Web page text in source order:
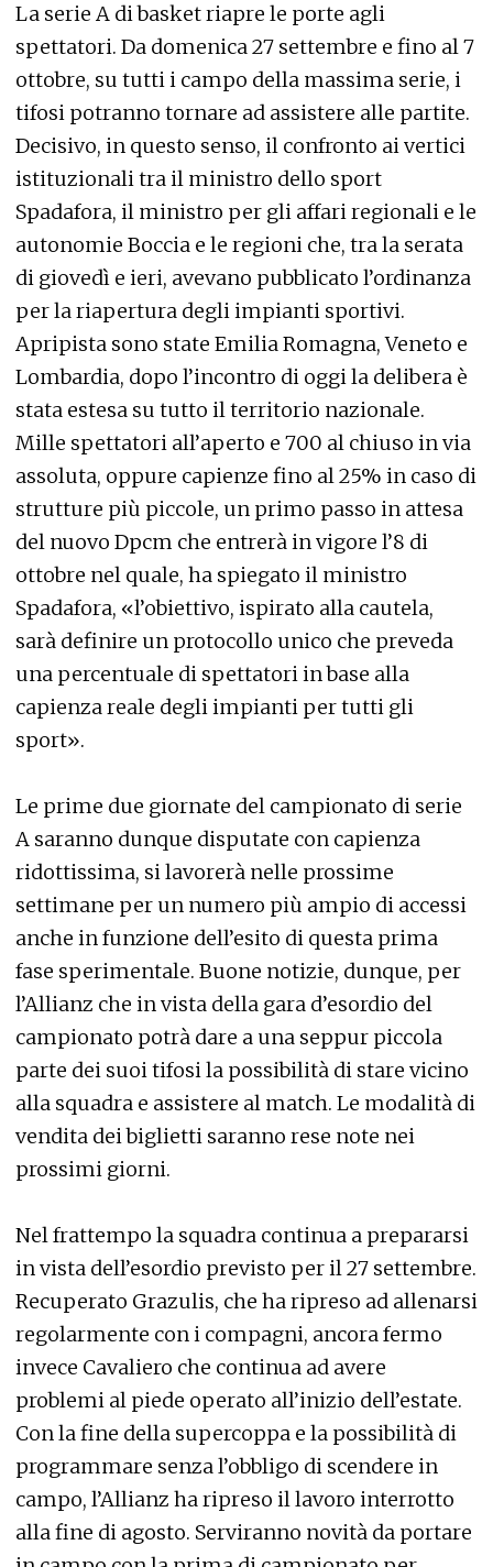
La serie A di basket riapre le porte agli
spettatori. Da domenica 27 settembre e fino al 7
ottobre, su tutti i campo della massima serie, i
tifosi potranno tornare ad assistere alle partite.
Decisivo, in questo senso, il confronto ai vertici
istituzionali tra il ministro dello sport
Spadafora, il ministro per gli affari regionali e le
autonomie Boccia e le regioni che, tra la serata
di giovedì e ieri, avevano pubblicato l’ordinanza
per la riapertura degli impianti sportivi.
Apripista sono state Emilia Romagna, Veneto e
Lombardia, dopo l’incontro di oggi la delibera è
stata estesa su tutto il territorio nazionale.
Mille spettatori all’aperto e 700 al chiuso in via
assoluta, oppure capienze fino al 25% in caso di
strutture più piccole, un primo passo in attesa
del nuovo Dpcm che entrerà in vigore l’8 di
ottobre nel quale, ha spiegato il ministro
Spadafora, «l’obiettivo, ispirato alla cautela,
sarà definire un protocollo unico che preveda
una percentuale di spettatori in base alla
capienza reale degli impianti per tutti gli
sport».
Le prime due giornate del campionato di serie
A saranno dunque disputate con capienza
ridottissima, si lavorerà nelle prossime
settimane per un numero più ampio di accessi
anche in funzione dell’esito di questa prima
fase sperimentale. Buone notizie, dunque, per
l’Allianz che in vista della gara d’esordio del
campionato potrà dare a una seppur piccola
parte dei suoi tifosi la possibilità di stare vicino
alla squadra e assistere al match. Le modalità di
vendita dei biglietti saranno rese note nei
prossimi giorni.
Nel frattempo la squadra continua a prepararsi
in vista dell’esordio previsto per il 27 settembre.
Recuperato Grazulis, che ha ripreso ad allenarsi
regolarmente con i compagni, ancora fermo
invece Cavaliero che continua ad avere
problemi al piede operato all’inizio dell’estate.
Con la fine della supercoppa e la possibilità di
programmare senza l’obbligo di scendere in
campo, l’Allianz ha ripreso il lavoro interrotto
alla fine di agosto. Serviranno novità da portare